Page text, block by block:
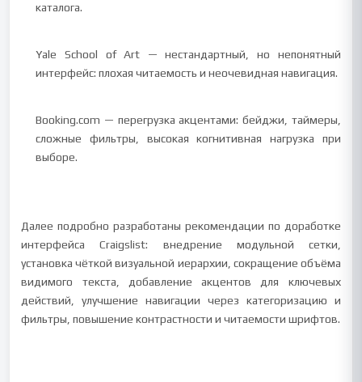
каталога.
Yale School of Art — нестандартный, но непонятный
интерфейс: плохая читаемость и неочевидная навигация.
Booking.com — перегрузка акцентами: бейджи, таймеры,
сложные фильтры, высокая когнитивная нагрузка при
выборе.
Далее подробно разработаны рекомендации по доработке
интерфейса Craigslist: внедрение модульной сетки,
установка чёткой визуальной иерархии, сокращение объёма
видимого текста, добавление акцентов для ключевых
действий, улучшение навигации через категоризацию и
фильтры, повышение контрастности и читаемости шрифтов.